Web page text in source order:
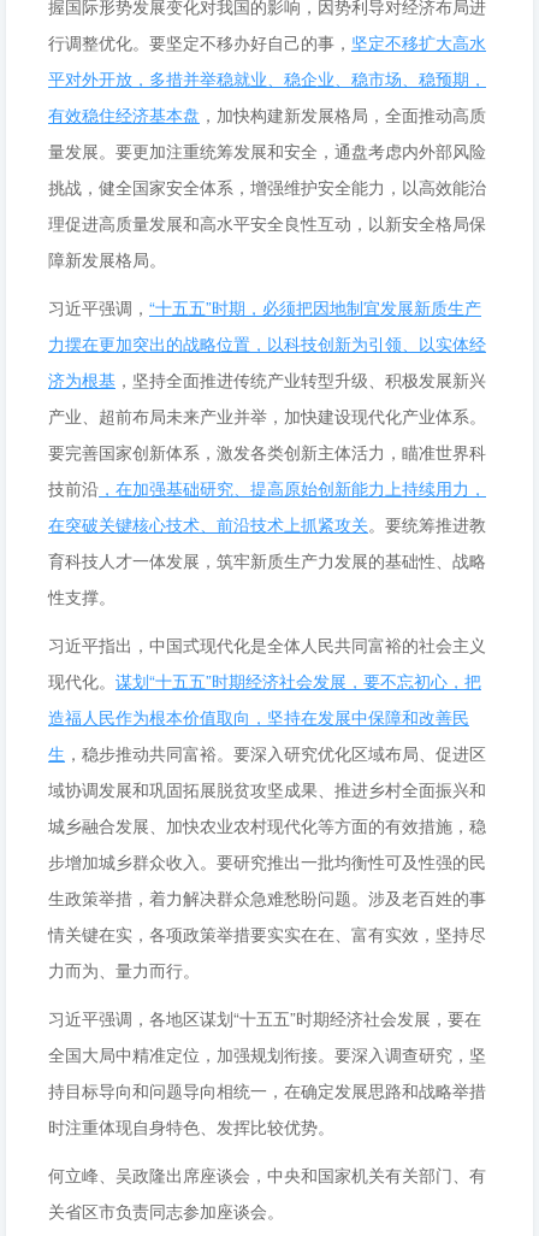
握国际形势发展变化对我国的影响，因势利导对经济布局进
行调整优化。要坚定不移办好自己的事， 坚定不移扩大高水
平对外开放，多措并举稳就业、稳企业、稳市场、稳预期，
有效稳住经济基本盘 ，加快构建新发展格局，全面推动高质
量发展。要更加注重统筹发展和安全，通盘考虑内外部风险
挑战，健全国家安全体系，增强维护安全能力，以高效能治
理促进高质量发展和高水平安全良性互动，以新安全格局保
障新发展格局。
习近平强调， “十五五”时期，必须把因地制宜发展新质生产
力摆在更加突出的战略位置，以科技创新为引领、以实体经
济为根基 ，坚持全面推进传统产业转型升级、积极发展新兴
产业、超前布局未来产业并举，加快建设现代化产业体系。
要完善国家创新体系，激发各类创新主体活力，瞄准世界科
技前沿 ，在加强基础研究、提高原始创新能力上持续用力，
在突破关键核心技术、前沿技术上抓紧攻关。要统筹推进教
育科技人才一体发展，筑牢新质生产力发展的基础性、战略
性支撑。
习近平指出，中国式现代化是全体人民共同富裕的社会主义
现代化。 谋划“十五五”时期经济社会发展，要不忘初心，把
造福人民作为根本价值取向，坚持在发展中保障和改善民
生 ，稳步推动共同富裕。要深入研究优化区域布局、促进区
域协调发展和巩固拓展脱贫攻坚成果、推进乡村全面振兴和
城乡融合发展、加快农业农村现代化等方面的有效措施，稳
步增加城乡群众收入。要研究推出一批均衡性可及性强的民
生政策举措，着力解决群众急难愁盼问题。涉及老百姓的事
情关键在实，各项政策举措要实实在在、富有实效，坚持尽
力而为、量力而行。
习近平强调，各地区谋划“十五五”时期经济社会发展，要在
全国大局中精准定位，加强规划衔接。要深入调查研究，坚
持目标导向和问题导向相统一，在确定发展思路和战略举措
时注重体现自身特色、发挥比较优势。
何立峰、吴政隆出席座谈会，中央和国家机关有关部门、有
关省区市负责同志参加座谈会。